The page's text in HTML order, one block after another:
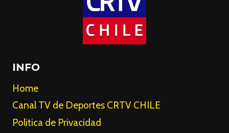
INFO
Home
Canal TV de Deportes CRTV CHILE
Politica de Privacidad